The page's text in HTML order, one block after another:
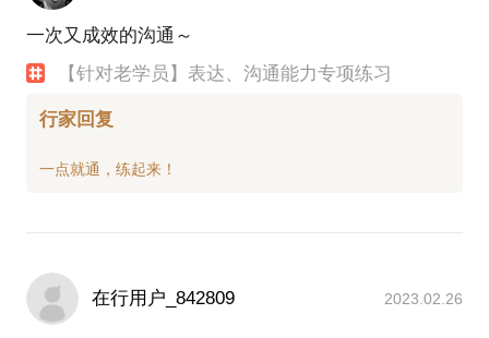
一次又成效的沟通～
【针对老学员】表达、沟通能力专项练习
行家回复
在行用户_842809 2023.02.26